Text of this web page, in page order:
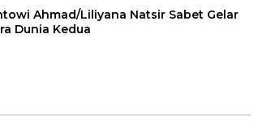
Ahmad/Liliyana Natsir Sabet Gelar
Dunia Kedua